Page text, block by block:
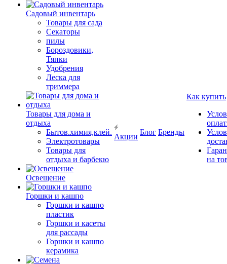
Садовый инвентарь
Товары для сада
Секаторы
пилы
Бороздовики,
Тяпки
Удобрения
Леска для
триммера
Товары для дома и
отдыха
Бытов.химия,клей.
Электротовары
Товары для
отдыха и барбекю
Освещение
Горшки и кашпо
Горшки и кашпо
пластик
Горшки и касеты
для рассады
Горшки и кашпо
керамика
Акции
Блог Бренды
Как купить
на